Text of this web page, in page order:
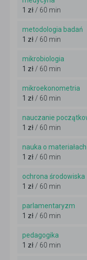
1 zł/ 60 min
metodologia badań
1 zł/ 60 min
mikrobiologia
1 zł/ 60 min
mikroekonometria
1 zł/ 60 min
nauczanie
1 zł/ 60 min
nauka o materiałach
1 zł/ 60 min
ochrona środowiska
1 zł/ 60 min
parlamentaryzm
1 zł/ 60 min
pedagogika
1 zł/ 60 min